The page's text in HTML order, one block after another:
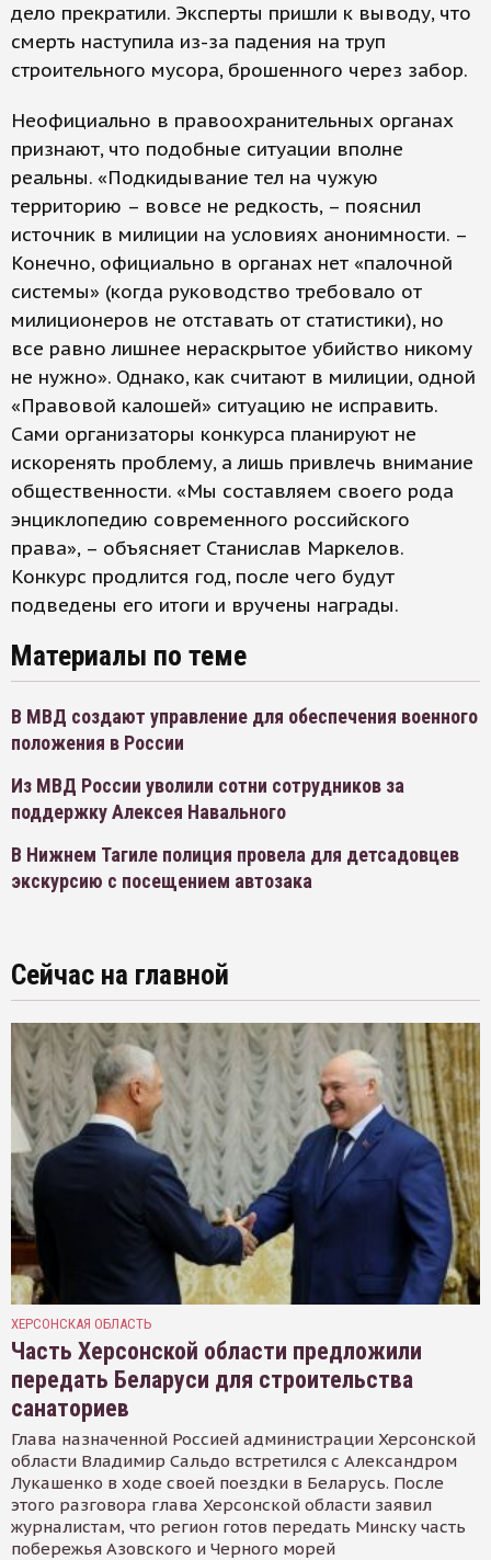
дело прекратили. Эксперты пришли к выводу, что
смерть наступила из-за падения на труп
строительного мусора, брошенного через забор.
Неофициально в правоохранительных органах
признают, что подобные ситуации вполне
реальны. «Подкидывание тел на чужую
территорию – вовсе не редкость, – пояснил
источник в милиции на условиях анонимности. –
Конечно, официально в органах нет «палочной
системы» (когда руководство требовало от
милиционеров не отставать от статистики), но
все равно лишнее нераскрытое убийство никому
не нужно». Однако, как считают в милиции, одной
«Правовой калошей» ситуацию не исправить.
Сами организаторы конкурса планируют не
искоренять проблему, а лишь привлечь внимание
общественности. «Мы составляем своего рода
энциклопедию современного российского
права», – объясняет Станислав Маркелов.
Конкурс продлится год, после чего будут
подведены его итоги и вручены награды.
Материалы по теме
В МВД создают управление для обеспечения военного
положения в России
Из МВД России уволили сотни сотрудников за
поддержку Алексея Навального
В Нижнем Тагиле полиция провела для детсадовцев
экскурсию с посещением автозака
Сейчас на главной
ХЕРСОНСКАЯ ОБЛАСТЬ
Часть Херсонской области предложили
передать Беларуси для строительства
санаториев
Глава назначенной Россией администрации Херсонской
области Владимир Сальдо встретился с Александром
Лукашенко в ходе своей поездки в Беларусь. После
этого разговора глава Херсонской области заявил
журналистам, что регион готов передать Минску часть
побережья Азовского и Черного морей